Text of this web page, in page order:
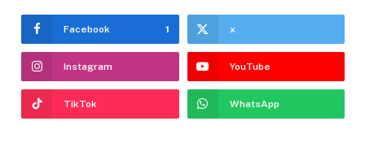
Facebook 1 x
Instagram YouTube
TikTok WhatsApp